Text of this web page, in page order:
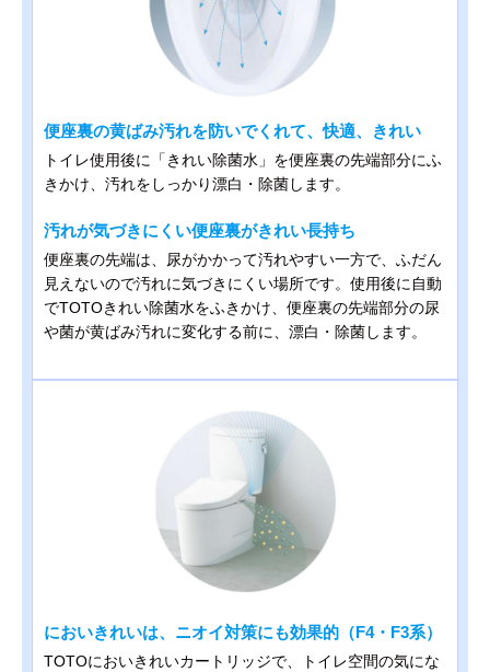
便座裏の黄ばみ汚れを防いでくれて、快適、きれい
トイレ使用後に「きれい除菌水」を便座裏の先端部分にふ
きかけ、汚れをしっかり漂白・除菌します。
汚れが気づきにくい便座裏がきれい長持ち
便座裏の先端は、尿がかかって汚れやすい一方で、ふだん
見えないので汚れに気づきにくい場所です。使用後に自動
でTOTOきれい除菌水をふきかけ、便座裏の先端部分の尿
や菌が黄ばみ汚れに変化する前に、漂白・除菌します。
においきれいは、ニオイ対策にも効果的（F4・F3系）
TOTOにおいきれいカートリッジで、トイレ空間の気にな